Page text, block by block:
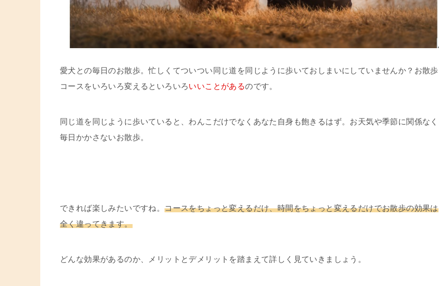
愛犬との毎日のお散歩。忙しくてついつい同じ道を同じように歩いておしまいにしていませんか？お散歩
コースをいろいろ変えるといろいろいいことがあるのです。
同じ道を同じように歩いていると、わんこだけでなくあなた自身も飽きるはず。お天気や季節に関係なく
毎日かかさないお散歩。
できれば楽しみたいですね。コースをちょっと変えるだけ、時間をちょっと変えるだけでお散歩の効果は
全く違ってきます。
どんな効果があるのか、メリットとデメリットを踏まえて詳しく見ていきましょう。